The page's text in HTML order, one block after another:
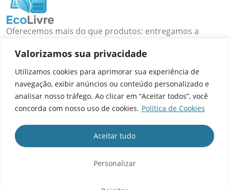
Valorizamos sua privacidade
Utilizamos cookies para aprimorar sua experiência de
navegação, exibir anúncios ou conteúdo personalizado e
analisar nosso tráfego. Ao clicar em “Aceitar todos”, você
concorda com nosso uso de cookies. Política de Cookies
Personalizar
Aceitar tudo
Oferecemos mais do que produtos: entregamos a
Rio de Janeiro, RJ - Brasil
WhatsApp: (21) 98312-3294
E-mail: contato@ecolivre.com.br
POSTS RECENTES
NOSSAS SOLUÇÕES